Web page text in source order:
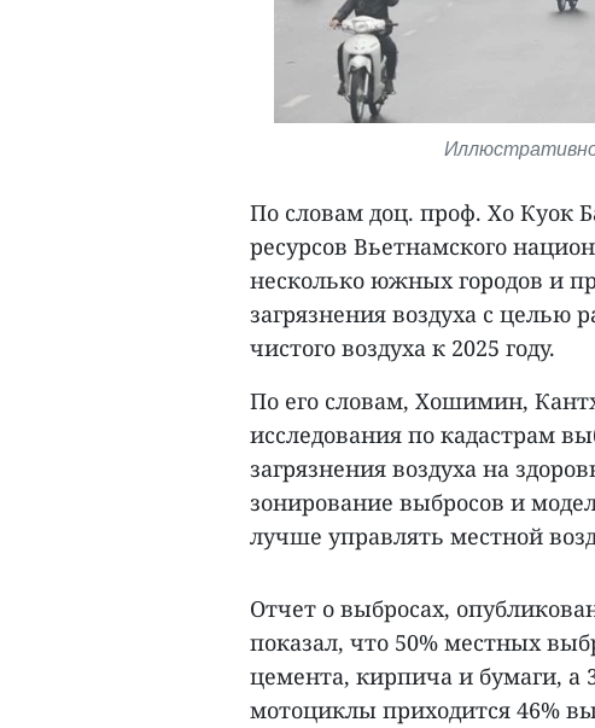
По словам доц. проф. Хо Куок
ресурсов Вьетнамского
несколько южных городов и
загрязнения воздуха с целью
чистого воздуха к 2025 году.
По его словам, Хошимин,
исследования по кадастрам
загрязнения воздуха на
зонирование выбросов и
лучше управлять местной
Отчет о выбросах,
показал, что 50% местных
цемента, кирпича и бумаги, а
мотоциклы приходится 46%